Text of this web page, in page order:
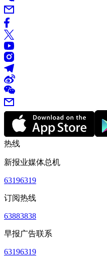
热线
新报业媒体总机
63196319
订阅热线
63883838
早报广告联系
63196319